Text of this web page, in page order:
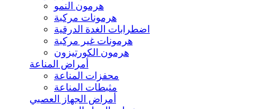
هرمون النمو
هرمونات مركبة
اضطرابات الغدة الدرقية
هرمونات غير مركبة
هرمون الكورتيزون
أمراض المناعة
محفزات المناعة
مثبطات المناعة
أمراض الجهاز العصبي